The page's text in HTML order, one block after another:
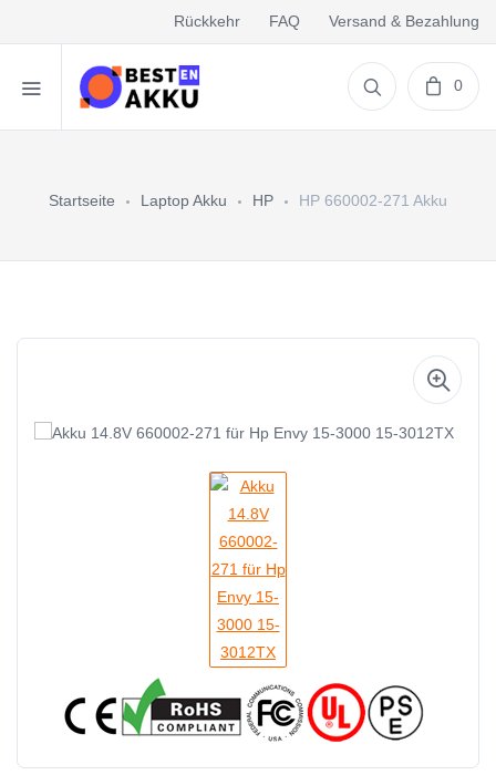
Rückkehr FAQ Versand & Bezahlung
0
Startseite Laptop Akku HP HP 660002-271 Akku